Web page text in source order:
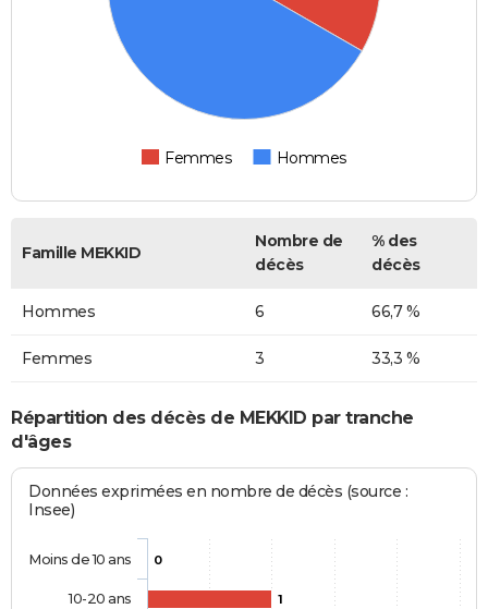
Femmes Hommes
Famille MEKKID
Nombre de
décès
% des
décès
Hommes 6 66,7 %
Femmes 3 33,3 %
Répartition des décès de MEKKID par tranche
d'âges
Données exprimées en nombre de décès (source :
Insee)
0
1
Moins de 10 ans
10-20 ans